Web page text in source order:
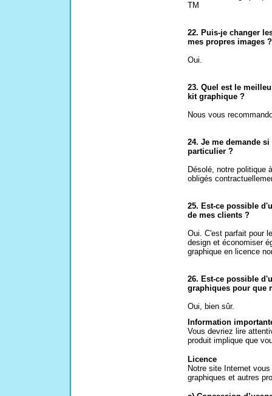
TM
22. Puis-je changer
mes propres images ?
Oui.
23. Quel est le
kit graphique ?
Nous vous
24. Je me demande
particulier ?
Désolé, notre politique
obligés
25. Est-ce possible
de mes clients ?
Oui. C'est parfait pour
design et économiser
graphique en licence
26. Est-ce possible
graphiques pour que
Oui, bien sûr.
Information
Vous devriez lire
produit implique que
Licence
Notre site Internet
graphiques et autres